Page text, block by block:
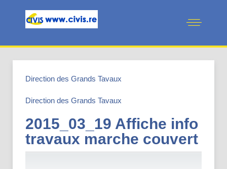
Direction des Grands Tavaux
Direction des Grands Tavaux
2015_03_19 Affiche info
travaux marche couvert